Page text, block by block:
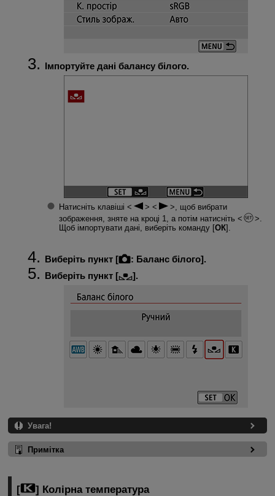
Імпортуйте дані балансу білого.
Натисніть клавіші
, щоб вибрати
зображення, зняте на кроці 1, а потім натисніть
.
Щоб імпортувати дані, виберіть команду [ОК].
Виберіть пункт [ : Баланс білого].
Виберіть пункт [
].
Увага!
Примітка
[ ] Колірна температура